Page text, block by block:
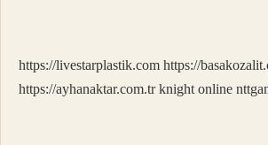
https://livestarplastik.com https://
https://ayhanaktar.com.tr knight online